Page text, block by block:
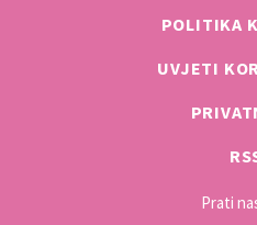
POLITIKA
UVJETI
Prati